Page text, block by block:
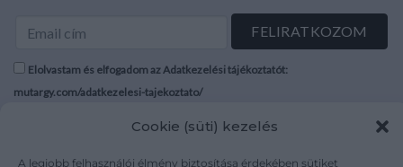
Cookie (süti) kezelés
A legjobb felhasználói élmény biztosítása érdekében sütiket
Elolvastam és elfogadom az Adatkezelési tájékoztatót:
mutargy.com/adatkezelesi-tajekoztato/
Médiaajánlat
Áraink
ÁSZF